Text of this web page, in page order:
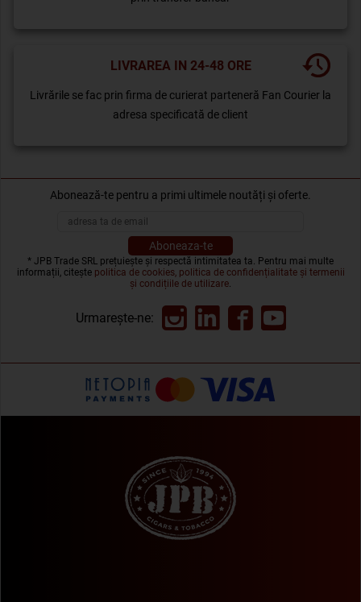
LIVRAREA IN 24-48 ORE
Livrările se fac prin firma de curierat parteneră Fan Courier la
adresa specificată de client
Abonează-te pentru a primi ultimele noutăți și oferte.
* JPB Trade SRL prețuiește și respectă intimitatea ta. Pentru mai multe
informații, citește politica de cookies, politica de confidențialitate și termenii
și condițiile de utilizare.
Urmarește-ne: